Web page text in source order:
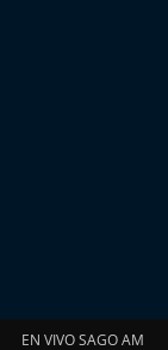
EN VIVO SAGO AM